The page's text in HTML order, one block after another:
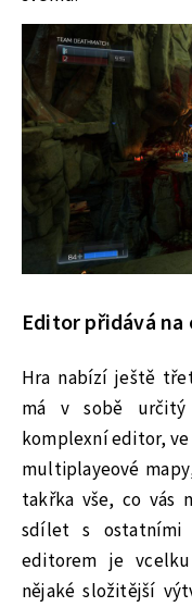
Editor přidává na
Hra nabízí ještě
má v sobě
komplexní editor,
multiplayeové
takřka vše, co vás
sdílet s ostatními
editorem je
nějaké složitější